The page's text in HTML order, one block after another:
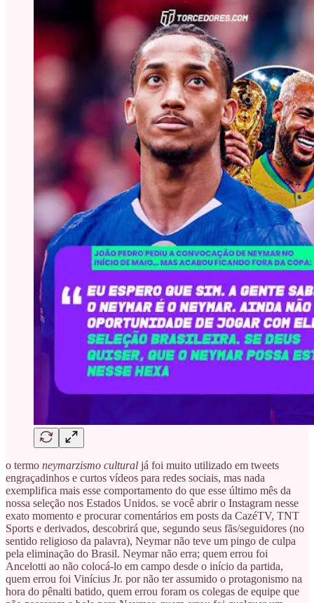
o termo neymarzismo cultural já foi muito utilizado em tweets
engraçadinhos e curtos vídeos para redes sociais, mas nada
exemplifica mais esse comportamento do que esse último mês da
nossa seleção nos Estados Unidos. se você abrir o Instagram nesse
exato momento e procurar comentários em posts da CazéTV, TNT
Sports e derivados, descobrirá que, segundo seus fãs/seguidores (no
sentido religioso da palavra), Neymar não teve um pingo de culpa
pela eliminação do Brasil. Neymar não erra; quem errou foi
Ancelotti ao não colocá-lo em campo desde o início da partida,
quem errou foi Vinícius Jr. por não ter assumido o protagonismo na
hora do pênalti batido, quem errou foram os colegas de equipe que